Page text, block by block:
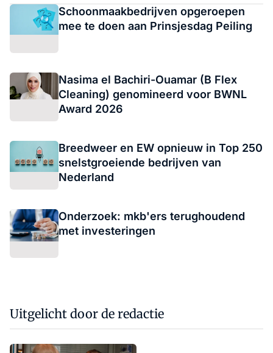
Schoonmaakbedrijven opgeroepen
mee te doen aan Prinsjesdag Peiling
Nasima el Bachiri-Ouamar (B Flex
Cleaning) genomineerd voor BWNL
Award 2026
Breedweer en EW opnieuw in Top 250
snelstgroeiende bedrijven van
Nederland
Onderzoek: mkb'ers terughoudend
met investeringen
Uitgelicht door de redactie